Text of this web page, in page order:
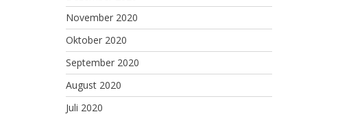
November 2020
Oktober 2020
September 2020
August 2020
Juli 2020